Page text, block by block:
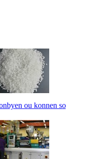
ou konnen so